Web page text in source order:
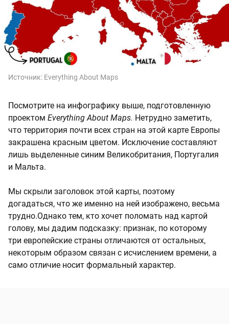
Источник: Everything About Maps
Посмотрите на инфографику выше, подготовленную
проектом Everything About Maps. Нетрудно заметить,
что территория почти всех стран на этой карте Европы
закрашена красным цветом. Исключение составляют
лишь выделенные синим Великобритания, Португалия
и Мальта.
Мы скрыли заголовок этой карты, поэтому
догадаться, что же именно на ней изображено, весьма
трудно.Однако тем, кто хочет поломать над картой
голову, мы дадим подсказку: признак, по которому
три европейские страны отличаются от остальных,
некоторым образом связан с исчислением времени, а
само отличие носит формальный характер.